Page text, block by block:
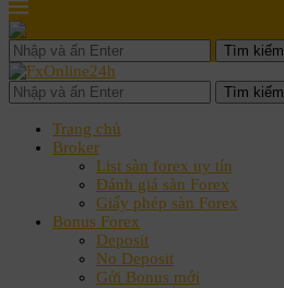
Tìm kiếm
Tìm kiếm
Trang chủ
Broker
List sàn forex uy tín
Đánh giá sàn Forex
Giấy phép sàn Forex
Bonus Forex
Deposit
No Deposit
Gửi Bonus mới